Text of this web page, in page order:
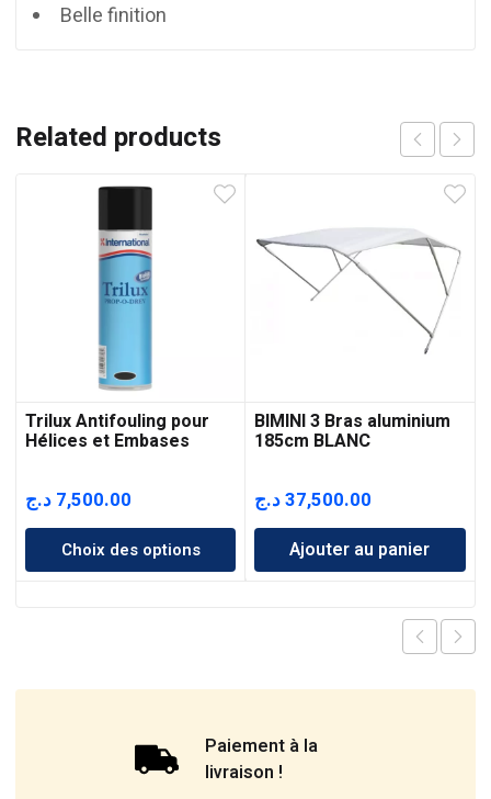
Belle finition
Related products
Trilux Antifouling pour
Hélices et Embases
7,500.00 د.ج
Choix des options
BIMINI 3 Bras aluminium
185cm BLANC
37,500.00د.ج
Ajouter au panier
Paiement à la
livraison !